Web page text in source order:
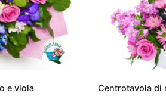
e viola Centrotavola di
unnuovo appartamento
, le piante
una scelta eccellente. Non solo
all'ambiente, ma contribuiscono
interna
. Le piante da interno
di assorbire sostanze nocive
il
Ficus Benjamina
, perfetto per chi